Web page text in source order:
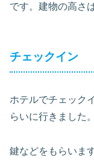
です。建物の高さ
チェックイン
ホテルでチェック
らいに行きました。
鍵などをもらいます